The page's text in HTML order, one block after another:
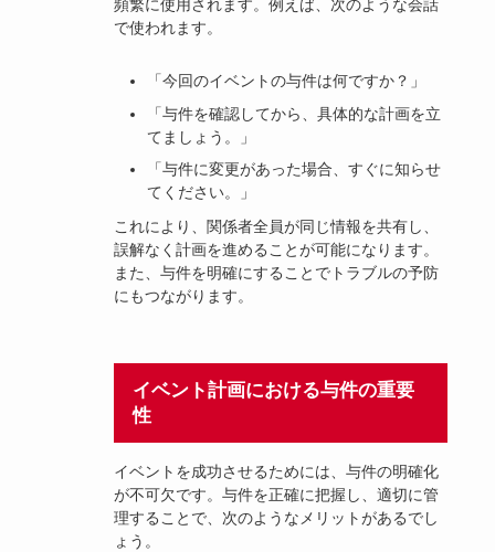
頻繁に使用されます。例えば、次のような会話
で使われます。
「今回のイベントの与件は何ですか？」
「与件を確認してから、具体的な計画を立
てましょう。」
「与件に変更があった場合、すぐに知らせ
てください。」
これにより、関係者全員が同じ情報を共有し、
誤解なく計画を進めることが可能になります。
また、与件を明確にすることでトラブルの予防
にもつながります。
イベント計画における与件の重要
性
イベントを成功させるためには、与件の明確化
が不可欠です。与件を正確に把握し、適切に管
理することで、次のようなメリットがあるでし
ょう。